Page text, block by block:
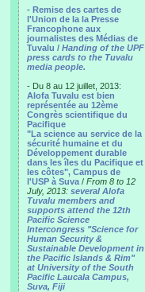
- Remise des cartes de
l'Union de la la Presse
Francophone aux
journalistes des Médias de
Tuvalu / Handing of the UPF
press cards to the Tuvalu
media people.
- Du 8 au 12 juillet, 2013:
Alofa Tuvalu est bien
représentée au 12ème
Congrès scientifique du
Pacifique
"La science au service de la
sécurité humaine et du
Développement durable
dans les îles du Pacifique et
les côtes", Campus de
l'USP à Suva / From 8 to 12
July, 2013: several Alofa
Tuvalu members and
supports attend the 12th
Pacific Science
Intercongress "Science for
Human Security &
Sustainable Development in
the Pacific Islands & Rim"
at University of the South
Pacific Laucala Campus,
Suva, Fiji